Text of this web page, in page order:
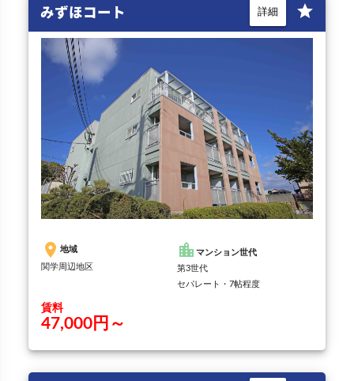
みずほコート star
詳細
place 地域
関学周辺地区
location_city マンション世代
第3世代
セパレート・7帖程度
賃料
47,000円～